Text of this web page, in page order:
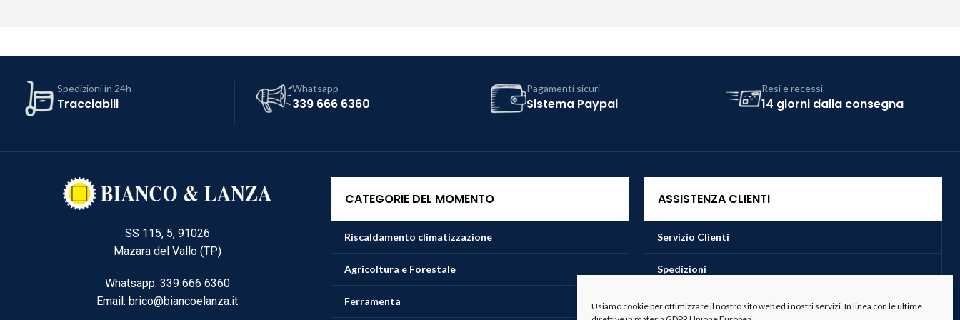
Usiamo cookie per ottimizzare il nostro sito web ed i nostri servizi. In linea con le ultime
Spedizioni in 24h
Tracciabili
Whatsapp
339 666 6360
Pagamenti sicuri
Sistema Paypal
Resi e recessi
14 giorni dalla consegna
SS 115, 5, 91026
Mazara del Vallo (TP)
Whatsapp: 339 666 6360
Email: brico@biancoelanza.it
CATEGORIE DEL MOMENTO
Riscaldamento climatizzazione
Agricoltura e Forestale
Ferramenta
ASSISTENZA CLIENTI
Servizio Clienti
Spedizioni
Resi e Recessi